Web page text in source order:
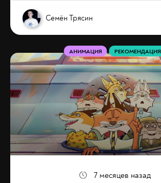
Семён Трясин
АНИМАЦИЯ РЕКОМЕНДАЦИЯ
7 месяцев назад